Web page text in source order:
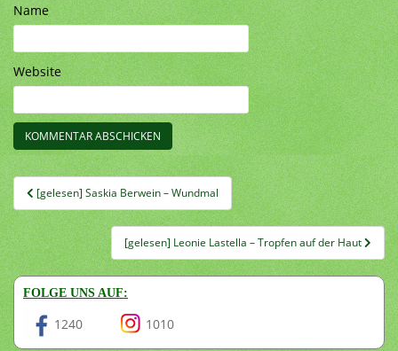
Name
Website
Beitragsnavigation
[gelesen] Saskia Berwein – Wundmal
[gelesen] Leonie Lastella – Tropfen auf der Haut
FOLGE UNS AUF:
1240 1010